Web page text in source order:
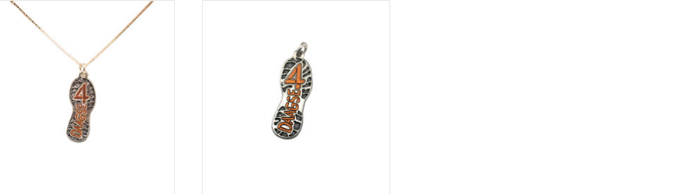
Ketting met hanger schoenzool
TOEVOEGEN AAN WINKELWAGEN